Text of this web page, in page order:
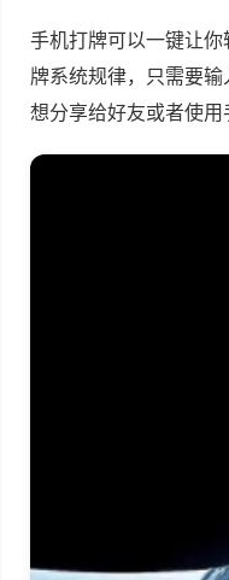
手机打牌可以一键让
牌系统规律，只需要
想分享给好友或者使用